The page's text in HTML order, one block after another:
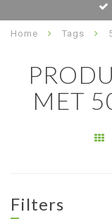
Home Tags
MET
Filters